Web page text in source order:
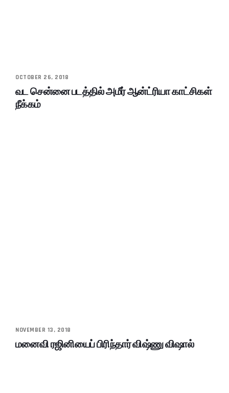
OCTOBER 26, 2018
வட சென்னை படத்தில் அமீர் ஆன்ட்ரியா காட்சிகள்
நீக்கம்
NOVEMBER 13, 2018
மனைவி ரஜினியைப் பிரிந்தார் விஷ்ணு விஷால்